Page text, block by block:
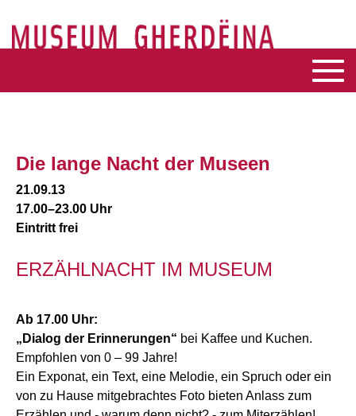
Die lange Nacht der Museen
21.09.13
17.00–23.00 Uhr
Eintritt frei
ERZÄHLNACHT IM MUSEUM
Ab 17.00 Uhr:
„Dialog der Erinnerungen“ bei Kaffee und Kuchen.
Empfohlen von 0 – 99 Jahre!
Ein Exponat, ein Text, eine Melodie, ein Spruch oder ein
von zu Hause mitgebrachtes Foto bieten Anlass zum